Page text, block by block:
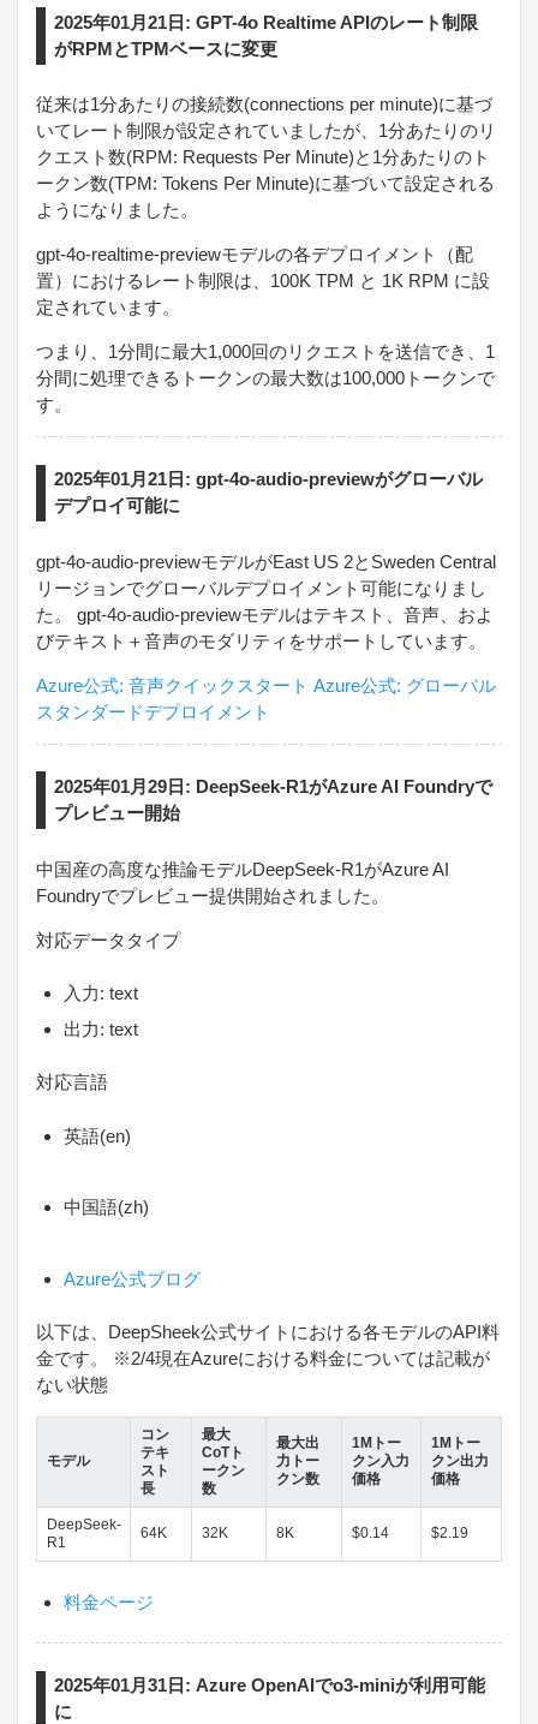
2025年01月21日: GPT-4o Realtime APIのレート制限
がRPMとTPMベースに変更
従来は1分あたりの接続数(connections per minute)に基づ
いてレート制限が設定されていましたが、1分あたりのリ
クエスト数(RPM: Requests Per Minute)と1分あたりのト
ークン数(TPM: Tokens Per Minute)に基づいて設定される
ようになりました。
gpt-4o-realtime-previewモデルの各デプロイメント（配
置）におけるレート制限は、100K TPM と 1K RPM に設
定されています。
つまり、1分間に最大1,000回のリクエストを送信でき、1
分間に処理できるトークンの最大数は100,000トークンで
す。
2025年01月21日: gpt-4o-audio-previewがグローバル
デプロイ可能に
gpt-4o-audio-previewモデルがEast US 2とSweden Central
リージョンでグローバルデプロイメント可能になりまし
た。 gpt-4o-audio-previewモデルはテキスト、音声、およ
びテキスト＋音声のモダリティをサポートしています。
Azure公式: 音声クイックスタート Azure公式: グローバル
スタンダードデプロイメント
2025年01月29日: DeepSeek-R1がAzure AI Foundryで
プレビュー開始
中国産の高度な推論モデルDeepSeek-R1がAzure AI
Foundryでプレビュー提供開始されました。
対応データタイプ
入力: text
出力: text
対応言語
英語(en)
中国語(zh)
Azure公式ブログ
以下は、DeepSheek公式サイトにおける各モデルのAPI料
金です。 ※2/4現在Azureにおける料金については記載が
ない状態
モデル
コン
テキ
スト
長
最大
CoTト
ークン
数
最大出
力トー
クン数
1Mトー
クン入力
価格
1Mトー
クン出力
価格
DeepSeek-
R1
64K 32K 8K $0.14 $2.19
料金ページ
2025年01月31日: Azure OpenAIでo3-miniが利用可能
に